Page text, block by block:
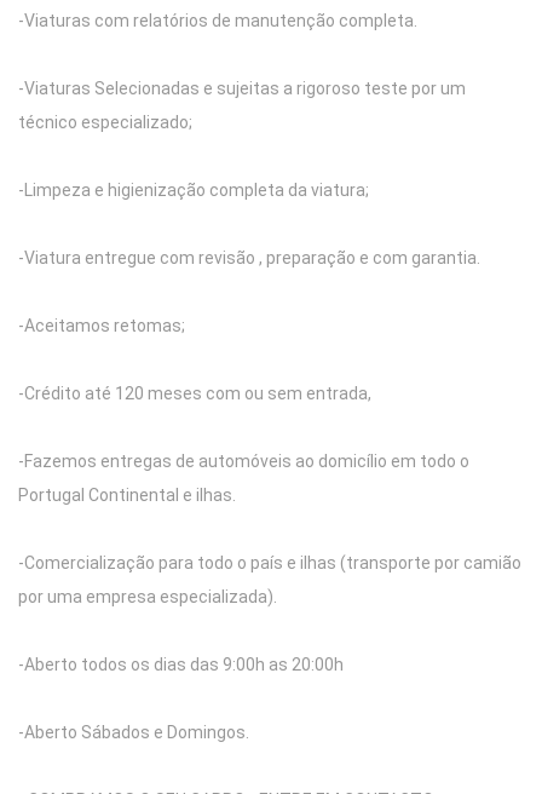
-Viaturas com relatórios de manutenção completa.
-Viaturas Selecionadas e sujeitas a rigoroso teste por um
técnico especializado;
-Limpeza e higienização completa da viatura;
-Viatura entregue com revisão , preparação e com garantia.
-Aceitamos retomas;
-Crédito até 120 meses com ou sem entrada,
-Fazemos entregas de automóveis ao domicílio em todo o
Portugal Continental e ilhas.
-Comercialização para todo o país e ilhas (transporte por camião
por uma empresa especializada).
-Aberto todos os dias das 9:00h as 20:00h
-Aberto Sábados e Domingos.